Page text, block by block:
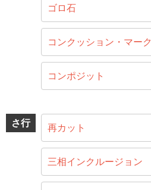
ゴロ石
コンクッション・マーク
コンポジット
さ行 再カット
三相インクルージョン